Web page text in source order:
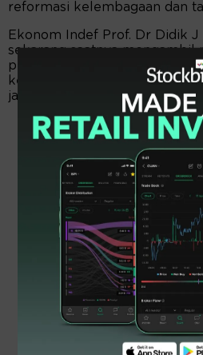
reformasi kelembagaan dan
Ekonom Indef Prof. Dr Didik J
sekarang saatnya mengambil
peluang emas untuk
kelembagaan BGN dan tata
jauh lebih baik ke depan.